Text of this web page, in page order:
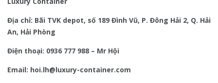
Địa chỉ: Bãi TVK depot, số 189 Đình Vũ, P. Đông Hải 2, Q. Hải
An, Hải Phòng
Điện thoại: 0936 777 988 – Mr Hội
Email: hoi.lh@luxury-container.com